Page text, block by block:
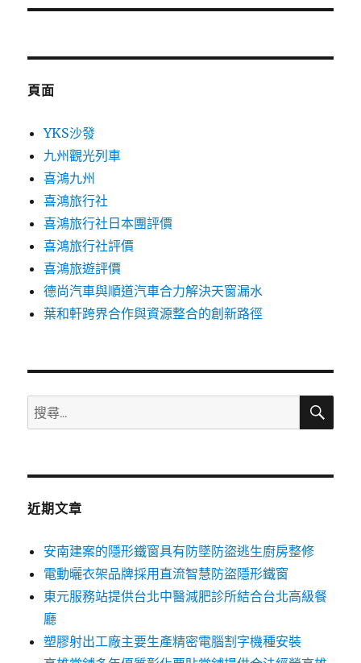
文
頁面
YKS沙發
九州觀光列車
喜鴻九州
喜鴻旅行社
喜鴻旅行社日本團評價
喜鴻旅行社評價
喜鴻旅遊評價
德尚汽車與順道汽車合力解決天窗漏水
葉和軒跨界合作與資源整合的創新路徑
搜
尋
鍵
搜
近期文章
安南建案的隱形鐵窗具有防墜防盜逃生廚房整修
電動曬衣架品牌採用直流智慧防盜隱形鐵窗
東元服務站提供台北中醫減肥診所結合台北高級餐
廳
塑膠射出工廠主要生產精密電腦割字機種安裝